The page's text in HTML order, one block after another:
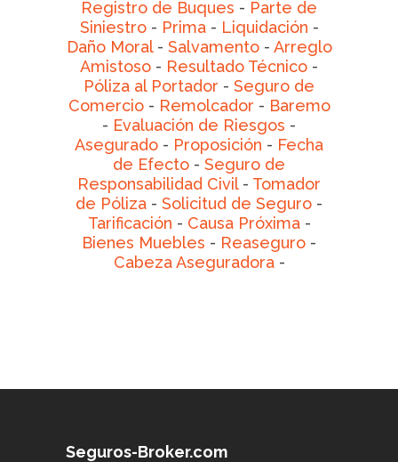
Registro de Buques - Parte de
Siniestro- Prima- Liquidación -
Daño Moral- Salvamento- Arreglo
Amistoso - Resultado Técnico -
Póliza al Portador - Seguro de
Comercio- Remolcador - Baremo
- Evaluación de Riesgos -
Asegurado - Proposición - Fecha
de Efecto - Seguro de
Responsabilidad Civil- Tomador
de Póliza - Solicitud de Seguro -
Tarificación - Causa Próxima-
Bienes Muebles - Reaseguro -
Cabeza Aseguradora-
Seguros-Broker.com